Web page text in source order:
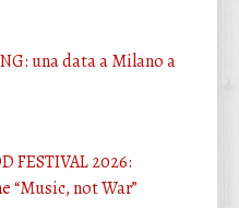
una data a Milano a
FESTIVAL 2026:
“Music, not War”